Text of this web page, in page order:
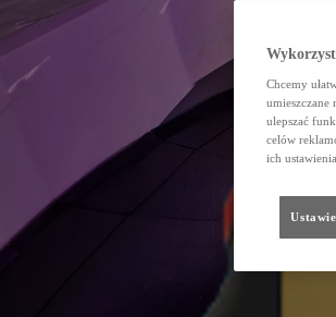
Chcemy
ulepszać
celów
ich